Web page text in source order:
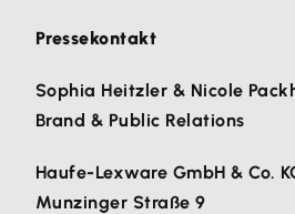
Pressekontakt
Sophia Heitzler & Nicole
Brand & Public Relations
Haufe-Lexware GmbH & Co.
Munzinger Straße 9